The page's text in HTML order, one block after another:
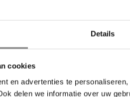
Details
cookies
en advertenties te
delen we informatie over uw